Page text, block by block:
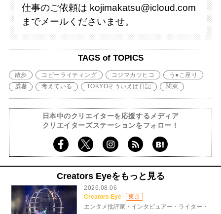
仕事のご依頼は kojimakatsu@icloud.com
までメールくださいませ。
TAGS of TOPICS
散歩 コピーライティング コジマカツヒコ
う●こ座り
威嚇
考えている TOKYOそういえば日記 関東
日本中のクリエイターを応援するメディア
クリエイターズステーションをフォロー！
Creators Eyeをもっと見る
2026.08.06
Creators Eye
東京
エンタメ批評家・インタビュアー・ライター・